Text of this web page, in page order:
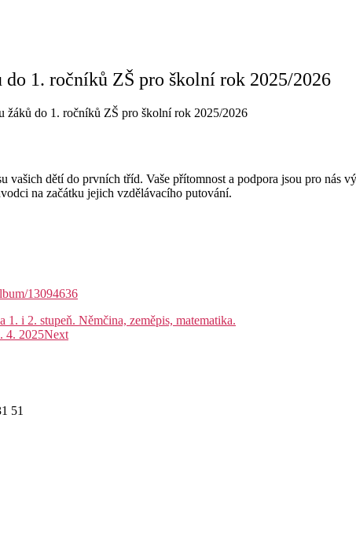
do 1. ročníků ZŠ pro školní rok 2025/2026
žáků do 1. ročníků ZŠ pro školní rok 2025/2026
vašich dětí do prvních tříd. Vaše přítomnost a podpora jsou pro
na začátku jejich vzdělávacího putování.
13094636
1. i 2. stupeň. Němčina, zeměpis, matematika.
4. 2025Next
51